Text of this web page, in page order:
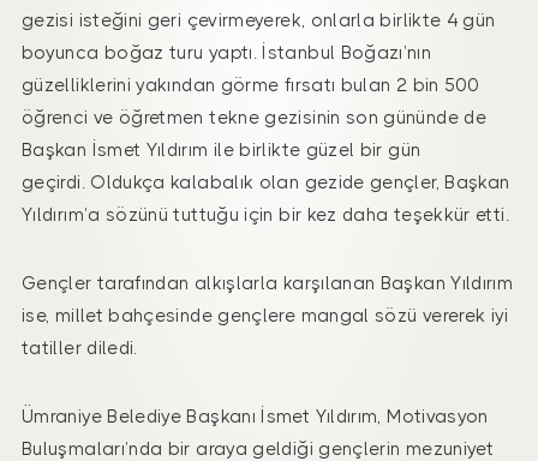
gezisi isteğini geri çevirmeyerek, onlarla birlikte 4 gün
boyunca boğaz turu yaptı. İstanbul Boğazı’nın
güzelliklerini yakından görme fırsatı bulan 2 bin 500
öğrenci ve öğretmen tekne gezisinin son gününde de
Başkan İsmet Yıldırım ile birlikte güzel bir gün
geçirdi. Oldukça kalabalık olan gezide gençler, Başkan
Yıldırım’a sözünü tuttuğu için bir kez daha teşekkür etti.
Gençler tarafından alkışlarla karşılanan Başkan Yıldırım
ise, millet bahçesinde gençlere mangal sözü vererek iyi
tatiller diledi.
Ümraniye Belediye Başkanı İsmet Yıldırım, Motivasyon
Buluşmaları’nda bir araya geldiği gençlerin mezuniyet